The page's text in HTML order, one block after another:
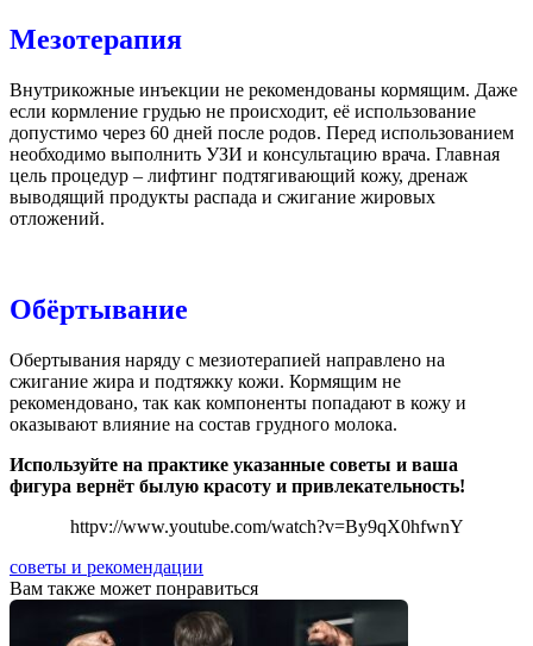
Мезотерапия
Внутрикожные инъекции не рекомендованы кормящим. Даже
если кормление грудью не происходит, её использование
допустимо через 60 дней после родов. Перед использованием
необходимо выполнить УЗИ и консультацию врача. Главная
цель процедур – лифтинг подтягивающий кожу, дренаж
выводящий продукты распада и сжигание жировых
отложений.
Обёртывание
Обертывания наряду с мезиотерапией направлено на
сжигание жира и подтяжку кожи. Кормящим не
рекомендовано, так как компоненты попадают в кожу и
оказывают влияние на состав грудного молока.
Используйте на практике указанные советы и ваша
фигура вернёт былую красоту и привлекательность!
httpv://www.youtube.com/watch?v=By9qX0hfwnY
советы и рекомендации
Вам также может понравиться